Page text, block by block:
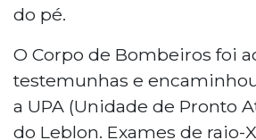
do pé.
O Corpo de Bombeiros foi
testemunhas e
a UPA (Unidade de Pronto
do Leblon. Exames de raio-